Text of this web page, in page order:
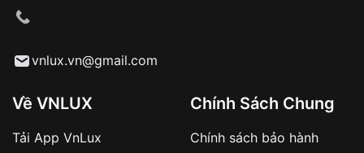
Từ khóa SEO:
vnlux.vn@gmail.com
Về VNLUX
Tải App VnLux
Chính Sách Chung
Chính sách bảo hành